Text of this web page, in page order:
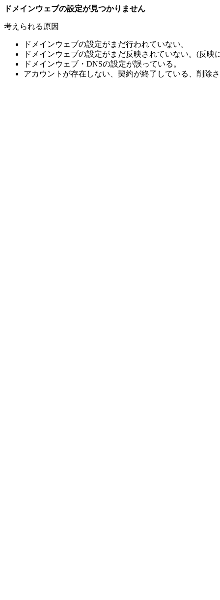
ドメインウェブの設定が見つかりません
考えられる原因
ドメインウェブの設定がまだ行われていない。
ドメインウェブの設定がまだ反映されていない。(反
ドメインウェブ・DNSの設定が誤っている。
アカウントが存在しない、契約が終了している、削除